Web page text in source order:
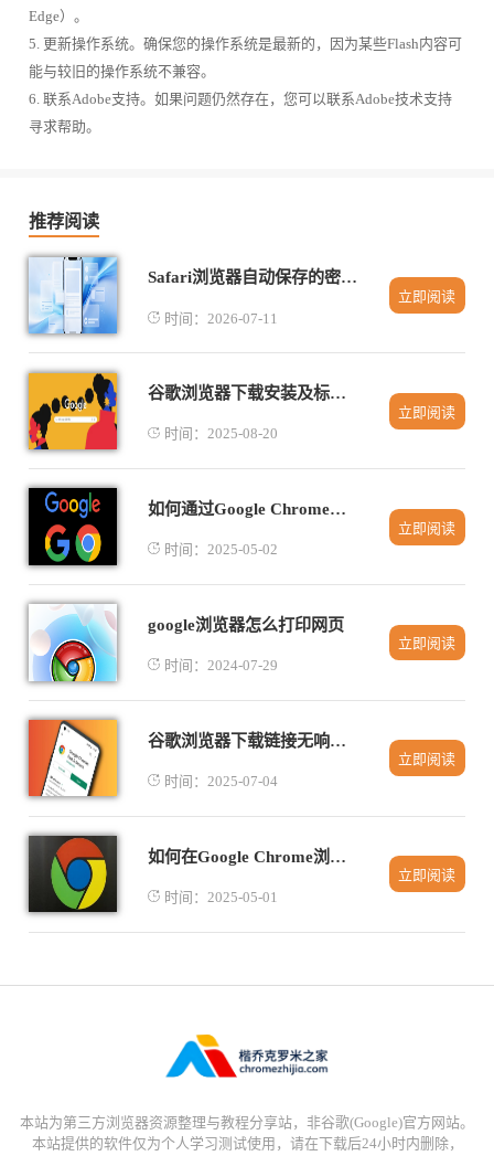
Edge）。
5. 更新操作系统。确保您的操作系统是最新的，因为某些Flash内容可
能与较旧的操作系统不兼容。
6. 联系Adobe支持。如果问题仍然存在，您可以联系Adobe技术支持
寻求帮助。
推荐阅读
Safari浏览器自动保存的密码在苹果手机哪找
时间：2026-07-11
立即阅读
谷歌浏览器下载安装及标签页快捷操作技巧
时间：2025-08-20
立即阅读
如何通过Google Chrome提升页面的动态效果加载
时间：2025-05-02
立即阅读
google浏览器怎么打印网页
时间：2024-07-29
立即阅读
谷歌浏览器下载链接无响应问题快速解决
时间：2025-07-04
立即阅读
如何在Google Chrome浏览器中设置隐私选项
时间：2025-05-01
立即阅读
本站为第三方浏览器资源整理与教程分享站，非谷歌(Google)官方网站。
本站提供的软件仅为个人学习测试使用，请在下载后24小时内删除，